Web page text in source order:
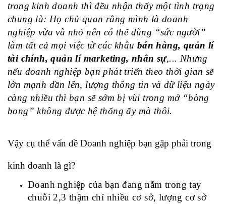
trong kinh doanh thì đều nhận thấy một tình trạng
chung là: Họ chủ quan rằng mình là doanh
nghiệp vừa và nhỏ nên có thể dùng “sức người”
làm tất cả mọi việc từ các khâu bán hàng, quản lí
tài chính, quản lí marketing, nhân sự,... Nhưng
nếu doanh nghiệp bạn phát triển theo thời gian sẽ
lớn mạnh dần lên, lượng thông tin và dữ liệu ngày
càng nhiều thì bạn sẽ sớm bị vùi trong mớ “bòng
bong” không được hệ thống ấy mà thôi.
Vậy cụ thể vấn đề Doanh nghiệp bạn gặp phải trong
kinh doanh là gì?
Doanh nghiệp của bạn đang nắm trong tay
chuỗi 2,3 thậm chí nhiều cơ sở, lượng cơ sở